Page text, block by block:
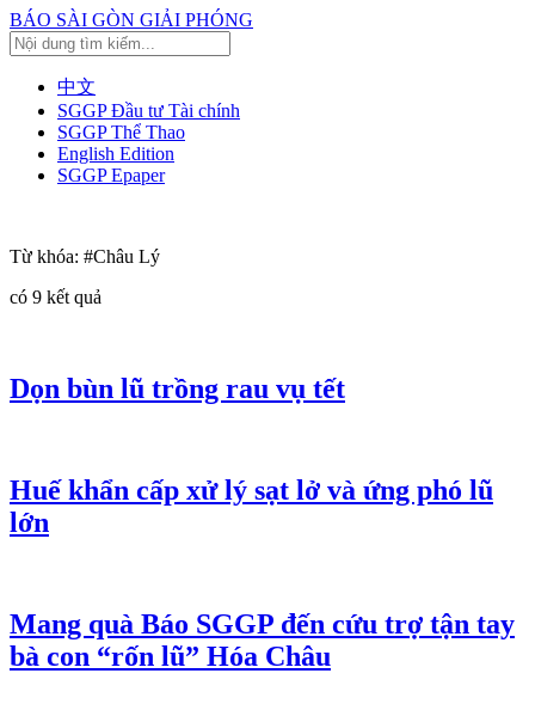
BÁO SÀI GÒN GIẢI PHÓNG
中文
SGGP Đầu tư Tài chính
SGGP Thể Thao
English Edition
SGGP Epaper
Từ khóa: #Châu Lý
có 9 kết quả
Dọn bùn lũ trồng rau vụ tết
Huế khẩn cấp xử lý sạt lở và ứng phó lũ
lớn
Mang quà Báo SGGP đến cứu trợ tận tay
bà con “rốn lũ” Hóa Châu